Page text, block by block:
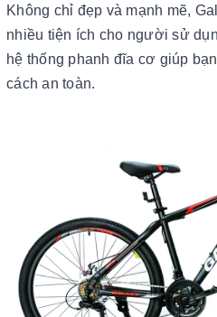
Không chỉ đẹp và mạnh mẽ,
nhiều tiện ích cho người sử
hệ thống phanh đĩa cơ giúp
cách an toàn.